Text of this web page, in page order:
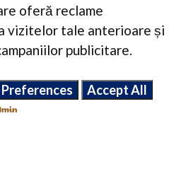
oferă reclame
vizitelor tale anterioare și
publicitare.
Accept All